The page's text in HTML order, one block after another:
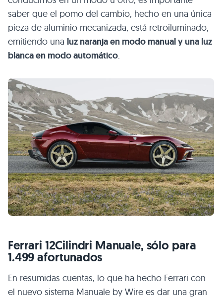
saber que el pomo del cambio, hecho en una única
pieza de aluminio mecanizada, está retroiluminado,
emitiendo una luz naranja en modo manual y una luz
blanca en modo automático.
Ferrari 12Cilindri Manuale, sólo para
1.499 afortunados
En resumidas cuentas, lo que ha hecho Ferrari con
el nuevo sistema Manuale by Wire es dar una gran